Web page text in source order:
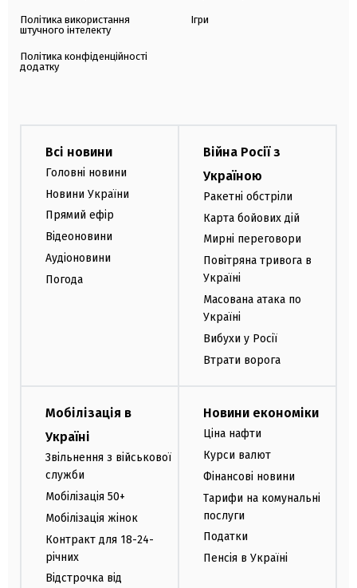
Політика використання
штучного інтелекту
Політика конфіденційності
додатку
Ігри
Всі новини
Головні новини
Новини України
Прямий ефір
Відеоновини
Аудіоновини
Погода
Війна Росії з
Україною
Ракетні обстріли
Карта бойових дій
Мирні переговори
Повітряна тривога в
Україні
Масована атака по
Україні
Вибухи у Росії
Втрати ворога
Мобілізація в
Україні
Звільнення з військової
служби
Мобілізація 50+
Мобілізація жінок
Контракт для 18-24-
річних
Відстрочка від
Новини економіки
Ціна нафти
Курси валют
Фінансові новини
Тарифи на комунальні
послуги
Податки
Пенсія в Україні